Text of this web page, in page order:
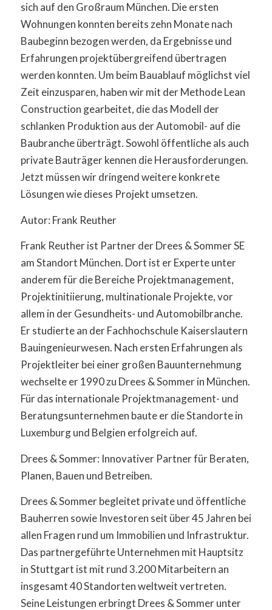
sich auf den Großraum München. Die ersten
Wohnungen konnten bereits zehn Monate nach
Baubeginn bezogen werden, da Ergebnisse und
Erfahrungen projektübergreifend übertragen
werden konnten. Um beim Bauablauf möglichst viel
Zeit einzusparen, haben wir mit der Methode Lean
Construction gearbeitet, die das Modell der
schlanken Produktion aus der Automobil- auf die
Baubranche überträgt. Sowohl öffentliche als auch
private Bauträger kennen die Herausforderungen.
Jetzt müssen wir dringend weitere konkrete
Lösungen wie dieses Projekt umsetzen.
Autor: Frank Reuther
Frank Reuther ist Partner der Drees & Sommer SE
am Standort München. Dort ist er Experte unter
anderem für die Bereiche Projektmanagement,
Projektinitiierung, multinationale Projekte, vor
allem in der Gesundheits- und Automobilbranche.
Er studierte an der Fachhochschule Kaiserslautern
Bauingenieurwesen. Nach ersten Erfahrungen als
Projektleiter bei einer großen Bauunternehmung
wechselte er 1990 zu Drees & Sommer in München.
Für das internationale Projektmanagement- und
Beratungsunternehmen baute er die Standorte in
Luxemburg und Belgien erfolgreich auf.
Drees & Sommer: Innovativer Partner für Beraten,
Planen, Bauen und Betreiben.
Drees & Sommer begleitet private und öffentliche
Bauherren sowie Investoren seit über 45 Jahren bei
allen Fragen rund um Immobilien und Infrastruktur.
Das partnergeführte Unternehmen mit Hauptsitz
in Stuttgart ist mit rund 3.200 Mitarbeitern an
insgesamt 40 Standorten weltweit vertreten.
Seine Leistungen erbringt Drees & Sommer unter